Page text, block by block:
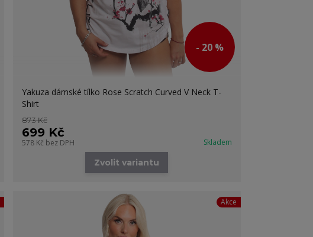
- 20 %
Yakuza dámské tílko Rose Scratch Curved V Neck T-
Shirt
873 Kč
699 Kč
578 Kč bez DPH Skladem
Zvolit variantu
Akce